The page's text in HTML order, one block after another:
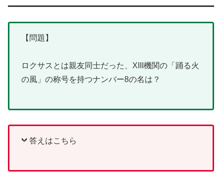
【問題】
ロクサスとは親友同士だった、XIII機関の「踊る火
の風」の称号を持つナンバー8の名は？
答えはこちら